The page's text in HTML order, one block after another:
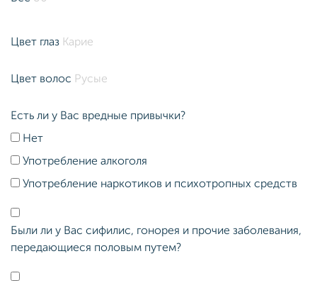
Цвет глаз
Цвет волос
Есть ли у Вас вредные привычки?
Нет
Употребление алкоголя
Употребление наркотиков и психотропных средств
Были ли у Вас сифилис, гонорея и прочие заболевания,
передающиеся половым путем?